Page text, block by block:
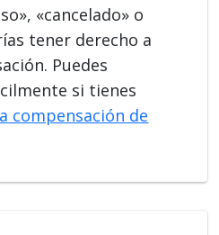
«cancelado» o
tener derecho a
Puedes
si tienes
compensación de